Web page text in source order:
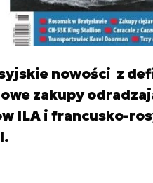
nowości z
zakupy
ILA i francusko-